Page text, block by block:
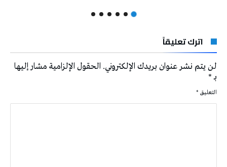
اترك تعليقاً
لن يتم نشر عنوان بريدك الإلكتروني. الحقول الإلزامية مشار إليها
بـ*
التعليق *